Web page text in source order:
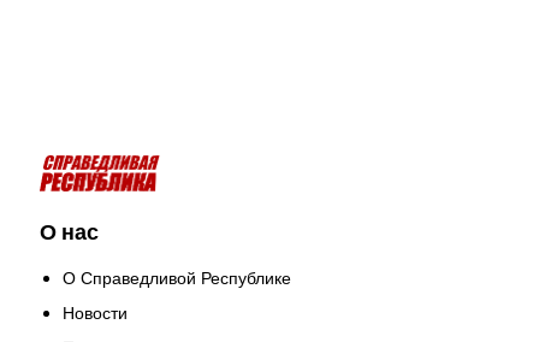
О нас
О Справедливой Республике
Новости